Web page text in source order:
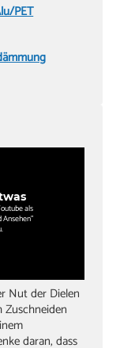
PET
als
Nut der Dielen
daran, dass